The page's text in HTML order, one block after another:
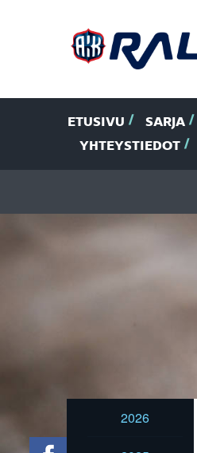
ETUSIVU SARJA
YHTEYSTIEDOT
2026